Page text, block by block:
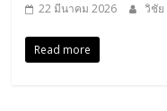
22 มีนาคม 2026 วิชั
Read more